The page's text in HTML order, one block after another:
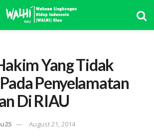
Yang Tidak
Penyelamatan
Di RIAU
August 21, 2014